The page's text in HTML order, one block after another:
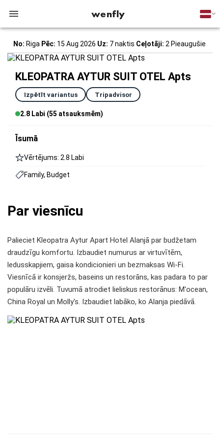
wenfly
No: Riga Pēc: 15 Aug 2026 Uz: 7 naktis Ceļotāji: 2 Pieaugušie
KLEOPATRA AYTUR SUIT OTEL Apts
Izpētīt variantus Tripadvisor
2.8 Labi (55 atsauksmēm)
Īsumā
Vērtējums: 2.8 Labi
Family, Budget
Par viesnīcu
Palieciet Kleopatra Aytur Apart Hotel Alanjā par budžetam
draudzīgu komfortu. Izbaudiet numurus ar virtuvītēm,
ledusskapjiem, gaisa kondicionieri un bezmaksas Wi-Fi.
Viesnīcā ir konsjeržs, baseins un restorāns, kas padara to par
populāru izvēli. Tuvumā atrodiet lieliskus restorānus: M'ocean,
China Royal un Molly's. Izbaudiet labāko, ko Alanja piedāvā.